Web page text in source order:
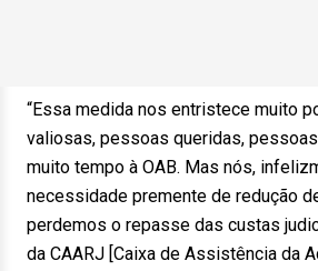
“Essa medida nos entristece muito
valiosas, pessoas queridas,
muito tempo à OAB. Mas nós,
necessidade premente de redução
perdemos o repasse das custas
da CAARJ [Caixa de Assistência da